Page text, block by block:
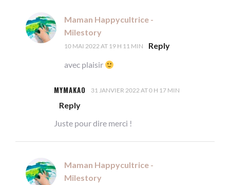
Maman Happycultrice -
Milestory
10 MAI 2022 AT 19 H 11 MIN
Reply
avec plaisir
MYMAKAO 31 JANVIER 2022 AT 0 H 17 MIN
Reply
Juste pour dire merci !
Maman Happycultrice -
Milestory